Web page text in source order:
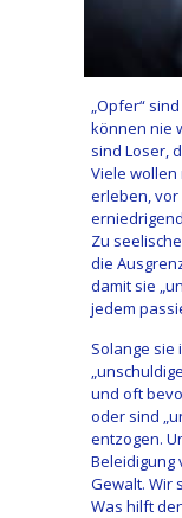
„Opfer“
können nie
sind Loser,
Viele
erleben,
Zu
die
damit sie
jedem
Solange sie
und oft
oder sind
entzogen.
Beleidigung
Gewalt. Wir
Was hilft